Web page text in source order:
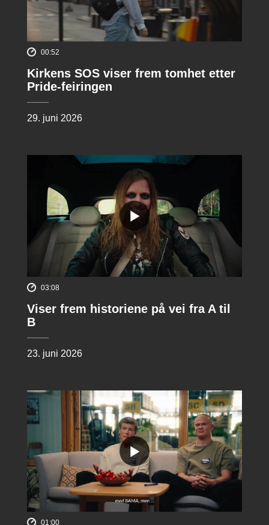
00:52
Kirkens SOS viser frem tomhet etter
Pride-feiringen
29. juni 2026
03:08
Viser frem historiene på vei fra A til
B
23. juni 2026
01:00